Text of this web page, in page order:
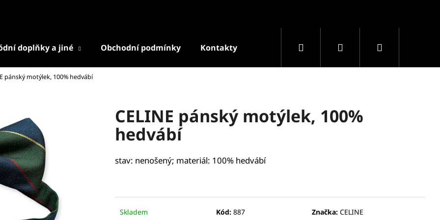
doplňky a jiné Obchodní podmínky Kontakty Podmínky ochrany osobních údajů
Hledat PřihlášeníNákupní
pánský motýlek, 100% hedvábí
CELINE pánský motýlek, 100%
hedvábí
stav: nenošený; materiál: 100% hedvábí
Skladem Kód: 887 Značka: CELINE
Co potřebujete najít?
Doporučujeme